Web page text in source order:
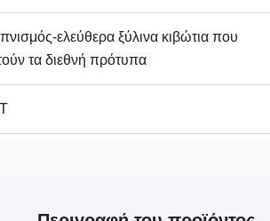
ελεύθερα ξύλινα κιβώτια που
τα διεθνή πρότυπα